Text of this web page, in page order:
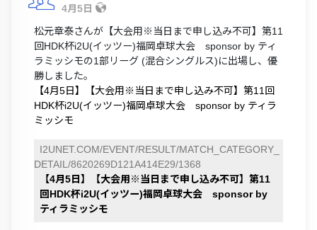
4月5日
松元章泰さんが【大会用※当日まで申し込み不可】第11
回HDK杯i2U(イッツー)福岡卓球大会 sponsor by ティ
ラミッシモの1部リーグ (混合シングルス)に出場し、優
勝しました。
【4月5日】【大会用※当日まで申し込み不可】第11回
HDK杯i2U(イッツー)福岡卓球大会 sponsor by ティラ
ミッシモ
I2UNET.COM/EVENT/RESULT/MATCH_CATEGORY_
DETAIL/8620269D121A414E29/1368
【4月5日】【大会用※当日まで申し込み不可】第11
回HDK杯i2U(イッツー)福岡卓球大会 sponsor by
ティラミッシモ